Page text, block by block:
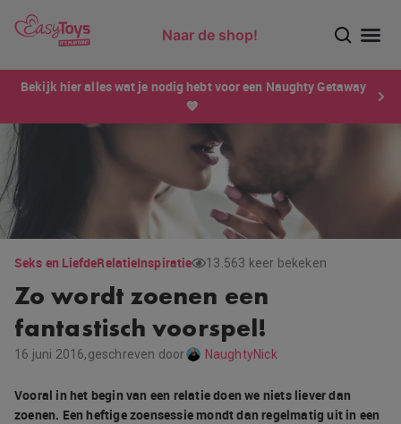
Naar de shop!
Bekijk hier alles wat je nodig hebt voor een Naughty Getaway
💙
Seks en LiefdeRelatieInspiratie 13.563 keer bekeken
Zo wordt zoenen een
fantastisch voorspel!
16 juni 2016,geschreven door NaughtyNick
Vooral in het begin van een relatie doen we niets liever dan
zoenen. Een heftige zoensessie mondt dan regelmatig uit in een